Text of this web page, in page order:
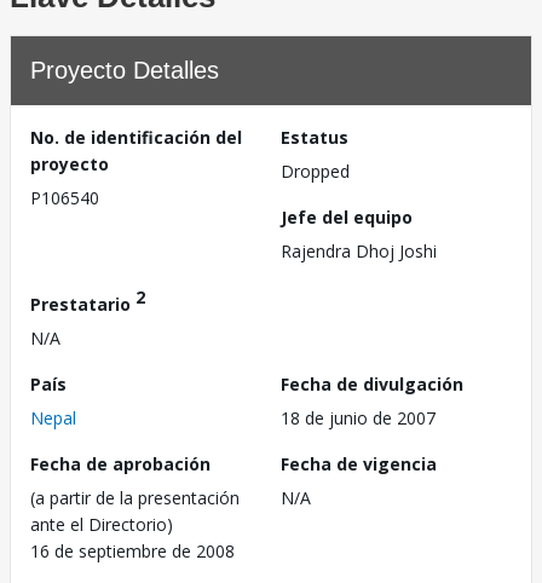
Proyecto Detalles
No. de identificación del
proyecto
P106540
Estatus
Dropped
Jefe del equipo
Rajendra Dhoj Joshi
Prestatario 2
N/A
País
Nepal
Fecha de divulgación
18 de junio de 2007
Fecha de aprobación
(a partir de la presentación
ante el Directorio)
16 de septiembre de 2008
Fecha de vigencia
N/A